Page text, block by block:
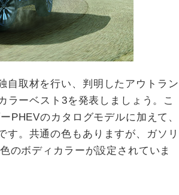
自取材を行い、判明したアウトラン
ラーベスト3を発表しましょう。こ
PHEVのカタログモデルに加えて、
す。共通の色もありますが、ガソリ
のボディカラーが設定されていま